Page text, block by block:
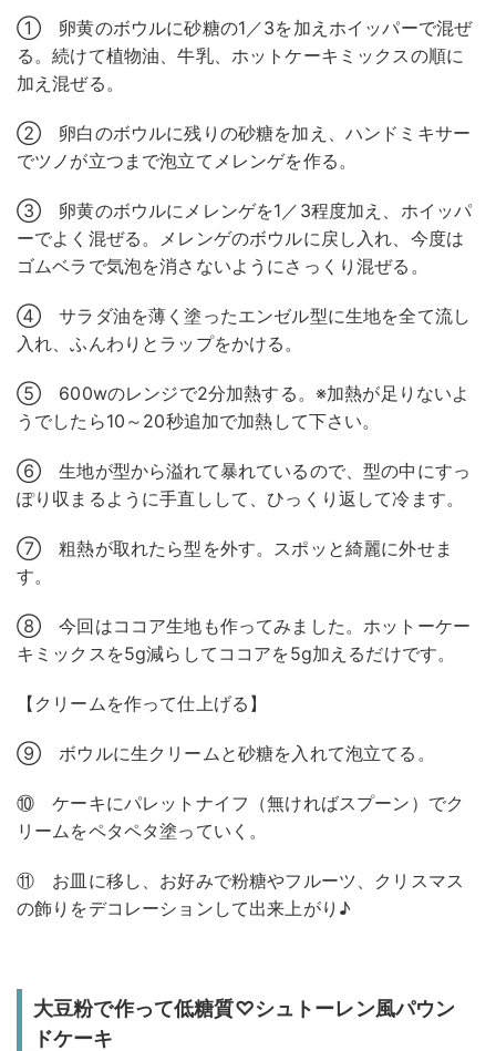
① 卵黄のボウルに砂糖の1／3を加えホイッパーで混ぜ
る。続けて植物油、牛乳、ホットケーキミックスの順に
加え混ぜる。
② 卵白のボウルに残りの砂糖を加え、ハンドミキサー
でツノが立つまで泡立てメレンゲを作る。
③ 卵黄のボウルにメレンゲを1／3程度加え、ホイッパ
ーでよく混ぜる。メレンゲのボウルに戻し入れ、今度は
ゴムベラで気泡を消さないようにさっくり混ぜる。
④ サラダ油を薄く塗ったエンゼル型に生地を全て流し
入れ、ふんわりとラップをかける。
⑤ 600wのレンジで2分加熱する。※加熱が足りないよ
うでしたら10～20秒追加で加熱して下さい。
⑥ 生地が型から溢れて暴れているので、型の中にすっ
ぽり収まるように手直しして、ひっくり返して冷ます。
⑦ 粗熱が取れたら型を外す。スポッと綺麗に外せま
す。
⑧ 今回はココア生地も作ってみました。ホットーケー
キミックスを5g減らしてココアを5g加えるだけです。
【クリームを作って仕上げる】
⑨ ボウルに生クリームと砂糖を入れて泡立てる。
⑩ ケーキにパレットナイフ（無ければスプーン）でク
リームをペタペタ塗っていく。
⑪ お皿に移し、お好みで粉糖やフルーツ、クリスマス
の飾りをデコレーションして出来上がり♪
大豆粉で作って低糖質♡シュトーレン風パウン
ドケーキ